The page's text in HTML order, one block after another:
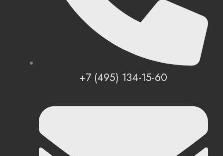
+7 (495) 134-15-60